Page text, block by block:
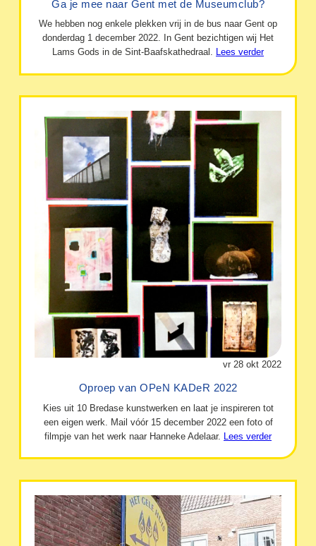
Ga je mee naar Gent met de Museumclub?
We hebben nog enkele plekken vrij in de bus naar Gent op
donderdag 1 december 2022. In Gent bezichtigen wij Het
Lams Gods in de Sint-Baafskathedraal. Lees verder
vr 28 okt 2022
Oproep van OPeN KADeR 2022
Kies uit 10 Bredase kunstwerken en laat je inspireren tot
een eigen werk. Mail vóór 15 december 2022 een foto of
filmpje van het werk naar Hanneke Adelaar.
Lees verder